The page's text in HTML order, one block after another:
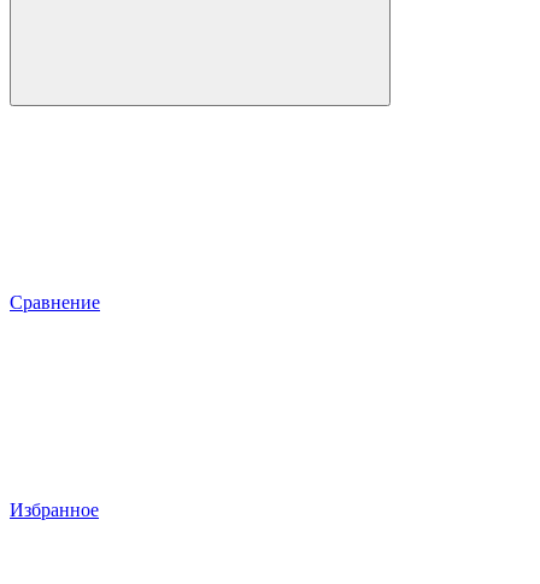
Сравнение
Избранное